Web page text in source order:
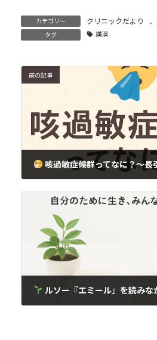
カテゴリー クリニックだより 、
タグ 講演
前の記事
咳過敏症候群ってなに？〜長
ルソー『エミール』を読みな